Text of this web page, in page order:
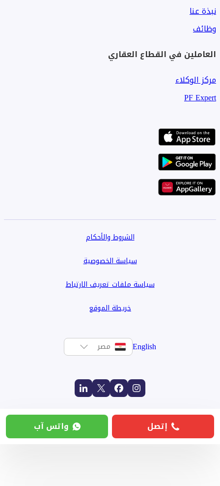
نبذة عنا
وظائف
العاملين في القطاع العقاري
مركز الوكلاء
PF Expert
الشروط والأحكام
سياسة الخصوصية
سياسة ملفات تعريف الارتباط
خريطة الموقع
English مصر
إتصل واتس آب